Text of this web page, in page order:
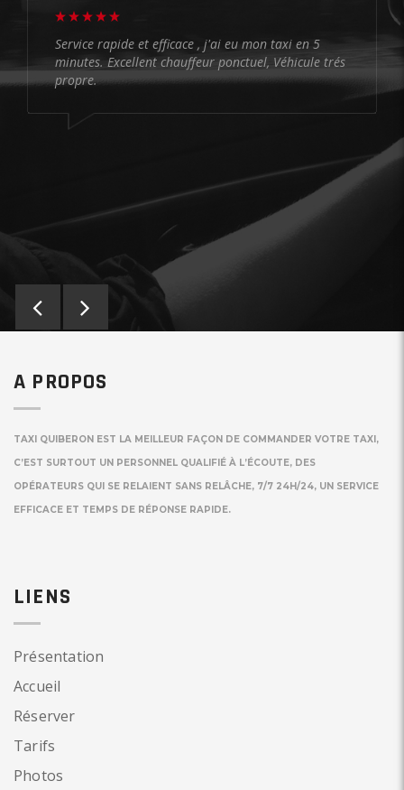
Service rapide et efficace , j'ai eu mon taxi en 5
minutes. Excellent chauffeur ponctuel, Véhicule trés
propre.
A PROPOS
TAXI QUIBERON EST LA MEILLEUR FAÇON DE COMMANDER VOTRE TAXI,
C’EST SURTOUT UN PERSONNEL QUALIFIÉ À L’ÉCOUTE, DES
OPÉRATEURS QUI SE RELAIENT SANS RELÂCHE, 7/7 24H/24, UN SERVICE
EFFICACE ET TEMPS DE RÉPONSE RAPIDE.
LIENS
Présentation
Accueil
Réserver
Tarifs
Photos